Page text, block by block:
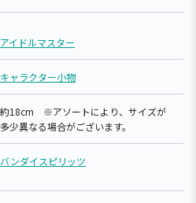
アイドルマスター
キャラクター小物
約18cm ※アソートにより、サイズが
多少異なる場合がございます。
バンダイスピリッツ